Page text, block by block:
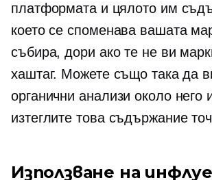
платформата и цялото им
което се споменава вашата
събира, дори ако те не ви
хаштаг. Можете също така да
органични анализи около него
изтеглите това съдържание
Използване на